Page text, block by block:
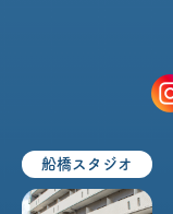
船橋スタジオ